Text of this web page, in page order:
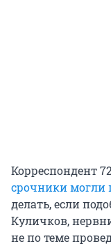
Корреспондент
срочники могли
делать, если
Куличков,
не по теме